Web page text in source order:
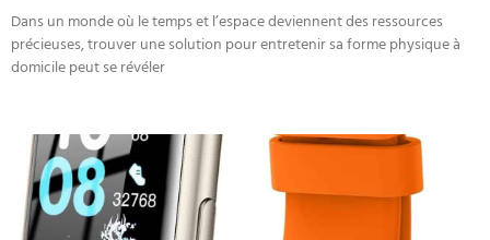
Dans un monde où le temps et l’espace deviennent des ressources
précieuses, trouver une solution pour entretenir sa forme physique à
domicile peut se révéler